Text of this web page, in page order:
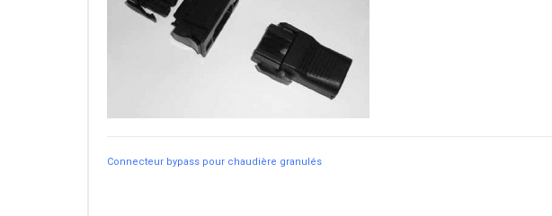
Connecteur bypass pour chaudière granulés